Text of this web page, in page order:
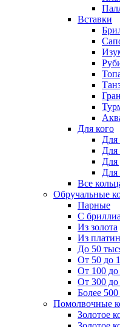
Вставки
Для кого
Для
Все
Обручальные
Парные
С
Из золота
Из
До 50
От 50 до
От 100 до
От 300 до
Более
Помолвочные
Золотое